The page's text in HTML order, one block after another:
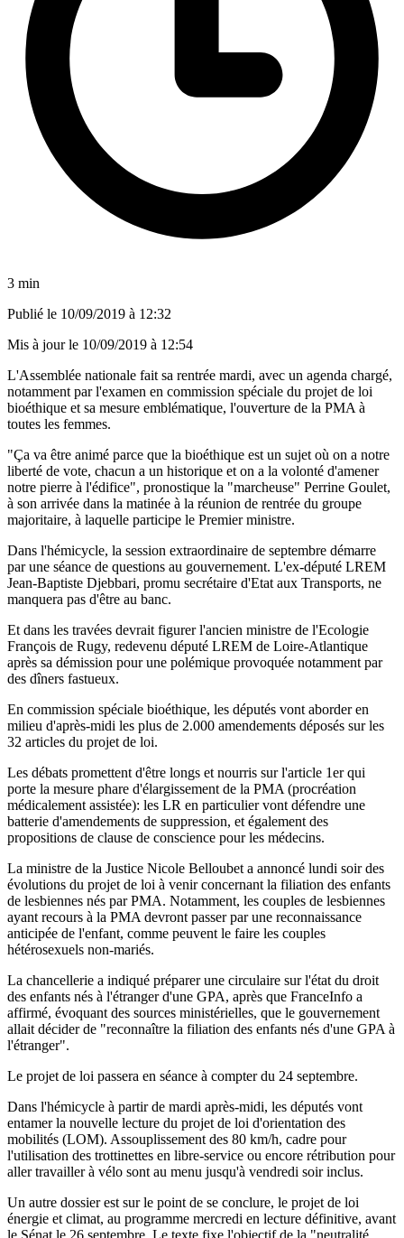
3 min
Publié le 10/09/2019 à 12:32
Mis à jour le 10/09/2019 à 12:54
L'Assemblée nationale fait sa rentrée mardi, avec un agenda chargé,
notamment par l'examen en commission spéciale du projet de loi
bioéthique et sa mesure emblématique, l'ouverture de la PMA à
toutes les femmes.
"Ça va être animé parce que la bioéthique est un sujet où on a notre
liberté de vote, chacun a un historique et on a la volonté d'amener
notre pierre à l'édifice", pronostique la "marcheuse" Perrine Goulet,
à son arrivée dans la matinée à la réunion de rentrée du groupe
majoritaire, à laquelle participe le Premier ministre.
Dans l'hémicycle, la session extraordinaire de septembre démarre
par une séance de questions au gouvernement. L'ex-député LREM
Jean-Baptiste Djebbari, promu secrétaire d'Etat aux Transports, ne
manquera pas d'être au banc.
Et dans les travées devrait figurer l'ancien ministre de l'Ecologie
François de Rugy, redevenu député LREM de Loire-Atlantique
après sa démission pour une polémique provoquée notamment par
des dîners fastueux.
En commission spéciale bioéthique, les députés vont aborder en
milieu d'après-midi les plus de 2.000 amendements déposés sur les
32 articles du projet de loi.
Les débats promettent d'être longs et nourris sur l'article 1er qui
porte la mesure phare d'élargissement de la PMA (procréation
médicalement assistée): les LR en particulier vont défendre une
batterie d'amendements de suppression, et également des
propositions de clause de conscience pour les médecins.
La ministre de la Justice Nicole Belloubet a annoncé lundi soir des
évolutions du projet de loi à venir concernant la filiation des enfants
de lesbiennes nés par PMA. Notamment, les couples de lesbiennes
ayant recours à la PMA devront passer par une reconnaissance
anticipée de l'enfant, comme peuvent le faire les couples
hétérosexuels non-mariés.
La chancellerie a indiqué préparer une circulaire sur l'état du droit
des enfants nés à l'étranger d'une GPA, après que FranceInfo a
affirmé, évoquant des sources ministérielles, que le gouvernement
allait décider de "reconnaître la filiation des enfants nés d'une GPA à
l'étranger".
Le projet de loi passera en séance à compter du 24 septembre.
Dans l'hémicycle à partir de mardi après-midi, les députés vont
entamer la nouvelle lecture du projet de loi d'orientation des
mobilités (LOM). Assouplissement des 80 km/h, cadre pour
l'utilisation des trottinettes en libre-service ou encore rétribution pour
aller travailler à vélo sont au menu jusqu'à vendredi soir inclus.
Un autre dossier est sur le point de se conclure, le projet de loi
énergie et climat, au programme mercredi en lecture définitive, avant
le Sénat le 26 septembre. Le texte fixe l'objectif de la "neutralité